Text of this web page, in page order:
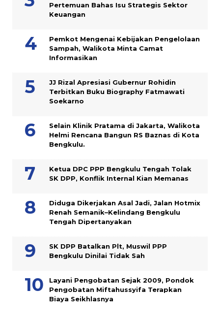
Pertemuan Bahas Isu Strategis Sektor
Keuangan
Pemkot Mengenai Kebijakan Pengelolaan
Sampah, Walikota Minta Camat
Informasikan
JJ Rizal Apresiasi Gubernur Rohidin
Terbitkan Buku Biography Fatmawati
Soekarno
Selain Klinik Pratama di Jakarta, Walikota
Helmi Rencana Bangun RS Baznas di Kota
Bengkulu.
Ketua DPC PPP Bengkulu Tengah Tolak
SK DPP, Konflik Internal Kian Memanas
Diduga Dikerjakan Asal Jadi, Jalan Hotmix
Renah Semanik–Kelindang Bengkulu
Tengah Dipertanyakan
SK DPP Batalkan Plt, Muswil PPP
Bengkulu Dinilai Tidak Sah
Layani Pengobatan Sejak 2009, Pondok
Pengobatan Miftahussyifa Terapkan
Biaya Seikhlasnya